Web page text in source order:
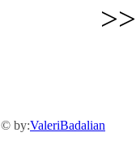
>>
© by:ValeriBadalian